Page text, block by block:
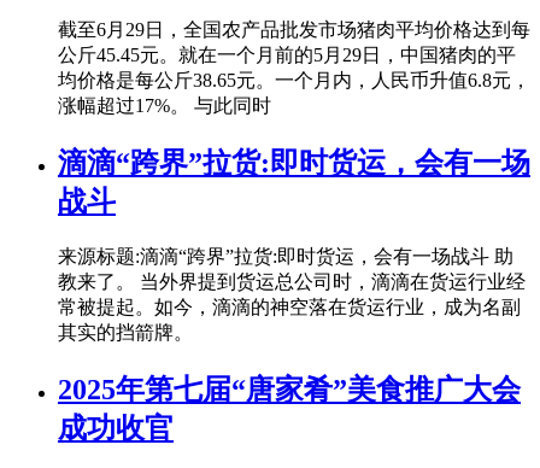
截至6月29日，全国农产品批发市场猪肉平均价格达到每
公斤45.45元。就在一个月前的5月29日，中国猪肉的平
均价格是每公斤38.65元。一个月内，人民币升值6.8元，
涨幅超过17%。 与此同时
滴滴“跨界”拉货:即时货运，会有一场
战斗
来源标题:滴滴“跨界”拉货:即时货运，会有一场战斗 助
教来了。 当外界提到货运总公司时，滴滴在货运行业经
常被提起。如今，滴滴的神空落在货运行业，成为名副
其实的挡箭牌。
2025年第七届“唐家肴”美食推广大会
成功收官